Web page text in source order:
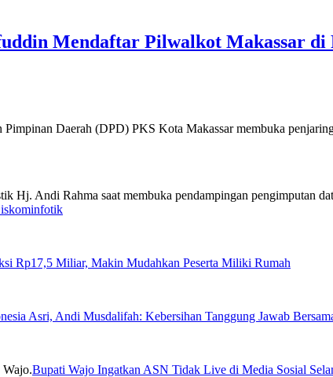
Mendaftar Pilwalkot Makassar di
Daerah (DPD) PKS Kota Makassar membuka
Rp17,5 Miliar, Makin Mudahkan Peserta Miliki Rumah
Asri, Andi Musdalifah: Kebersihan Tanggung Jawab
Bupati Wajo Ingatkan ASN Tidak Live di Media Sosial